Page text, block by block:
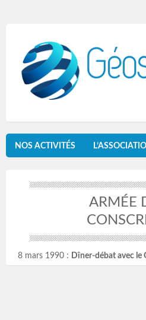
NOS ACTIVITÉS
ARMÉE
8 mars 1990 : Dîner-débat avec le